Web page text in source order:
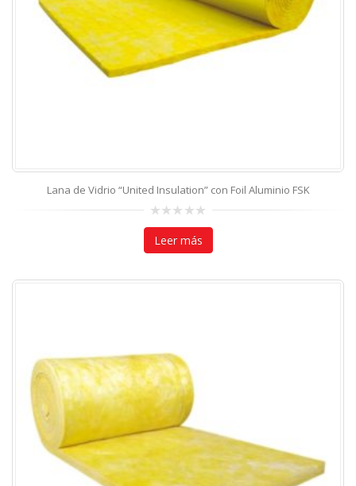
Lana de Vidrio “United Insulation” con Foil Aluminio FSK
0
out
5
Leer más